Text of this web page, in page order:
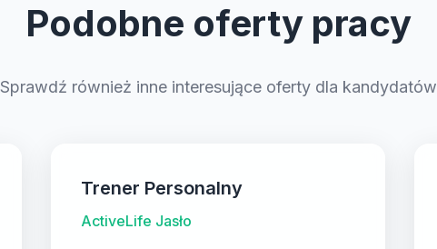
Podobne oferty pracy
Sprawdź również inne interesujące oferty dla kandydatów
Trener Personalny
ActiveLife Jasło